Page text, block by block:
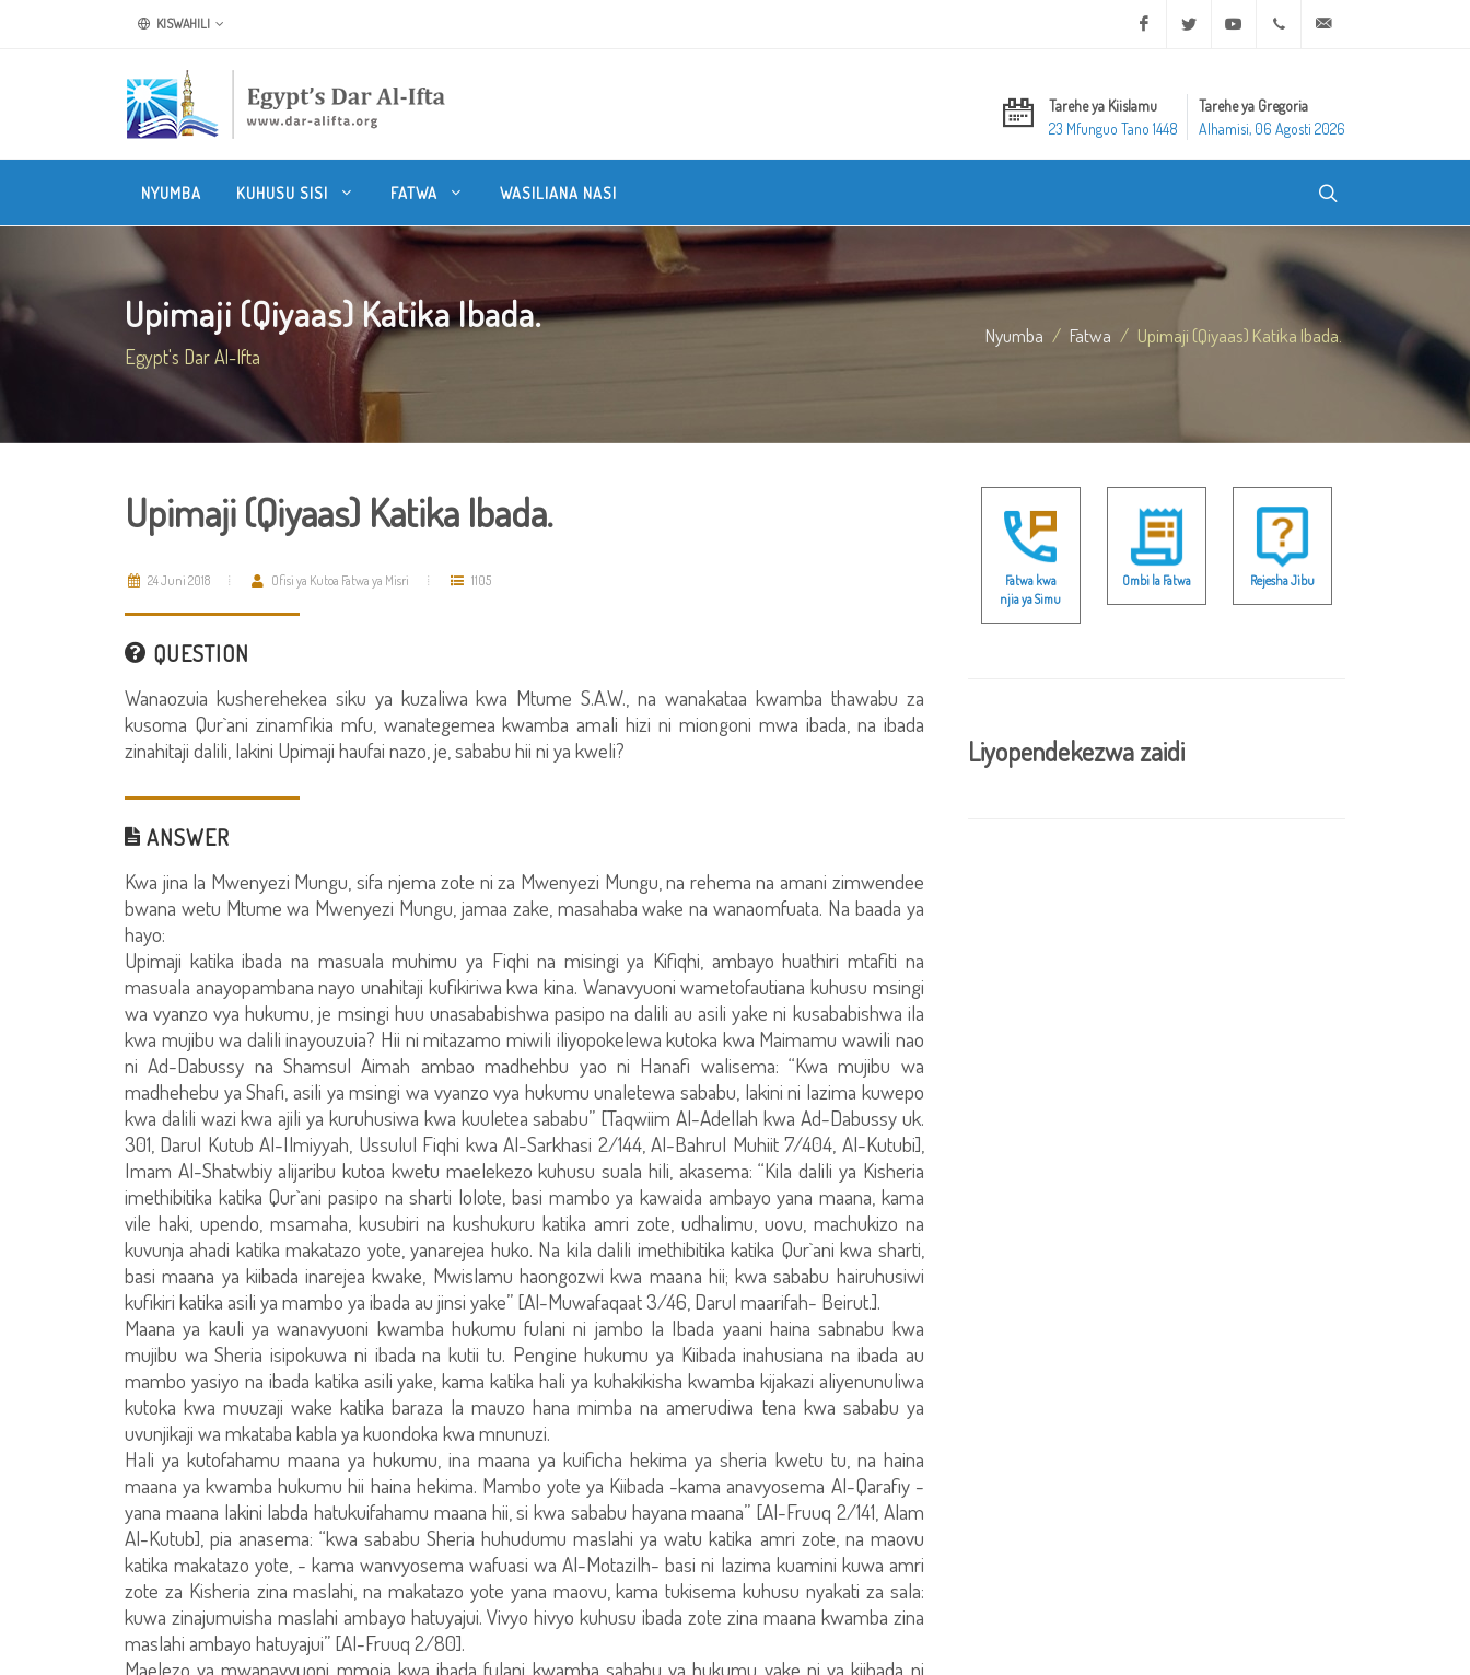
KISWAHILI Facebook Twitter Youtube +20 2 25970400
Tarehe ya Kiislamu
23 Mfunguo Tano 1448
Tarehe ya Gregoria
Alhamisi, 06 Agosti 2026
NYUMBA KUHUSU SISI FATWA WASILIANA NASI
Upimaji (Qiyaas) Katika Ibada.
Egypt's Dar Al-Ifta
Nyumba Fatwa Upimaji (Qiyaas) Katika Ibada.
Upimaji (Qiyaas) Katika Ibada.
24 Juni 2018 Ofisi ya Kutoa Fatwa ya Misri 1105
QUESTION
Wanaozuia kusherehekea siku ya kuzaliwa kwa Mtume S.A.W., na wanakataa kwamba thawabu za
kusoma Qur`ani zinamfikia mfu, wanategemea kwamba amali hizi ni miongoni mwa ibada, na ibada
zinahitaji dalili, lakini Upimaji haufai nazo, je, sababu hii ni ya kweli?
ANSWER
Kwa jina la Mwenyezi Mungu, sifa njema zote ni za Mwenyezi Mungu, na rehema na amani zimwendee
bwana wetu Mtume wa Mwenyezi Mungu, jamaa zake, masahaba wake na wanaomfuata. Na baada ya
hayo:
Upimaji katika ibada na masuala muhimu ya Fiqhi na misingi ya Kifiqhi, ambayo huathiri mtafiti na
masuala anayopambana nayo unahitaji kufikiriwa kwa kina. Wanavyuoni wametofautiana kuhusu msingi
wa vyanzo vya hukumu, je msingi huu unasababishwa pasipo na dalili au asili yake ni kusababishwa ila
kwa mujibu wa dalili inayouzuia? Hii ni mitazamo miwili iliyopokelewa kutoka kwa Maimamu wawili nao
ni Ad-Dabussy na Shamsul Aimah ambao madhehbu yao ni Hanafi walisema: “Kwa mujibu wa
madhehebu ya Shafi, asili ya msingi wa vyanzo vya hukumu unaletewa sababu, lakini ni lazima kuwepo
kwa dalili wazi kwa ajili ya kuruhusiwa kwa kuuletea sababu” [Taqwiim Al-Adellah kwa Ad-Dabussy uk.
301, Darul Kutub Al-Ilmiyyah, Ussulul Fiqhi kwa Al-Sarkhasi 2/144, Al-Bahrul Muhiit 7/404, Al-Kutubi],
Imam Al-Shatwbiy alijaribu kutoa kwetu maelekezo kuhusu suala hili, akasema: “Kila dalili ya Kisheria
imethibitika katika Qur`ani pasipo na sharti lolote, basi mambo ya kawaida ambayo yana maana, kama
vile haki, upendo, msamaha, kusubiri na kushukuru katika amri zote, udhalimu, uovu, machukizo na
kuvunja ahadi katika makatazo yote, yanarejea huko. Na kila dalili imethibitika katika Qur`ani kwa sharti,
basi maana ya kiibada inarejea kwake, Mwislamu haongozwi kwa maana hii; kwa sababu hairuhusiwi
kufikiri katika asili ya mambo ya ibada au jinsi yake” [Al-Muwafaqaat 3/46, Darul maarifah- Beirut.].
Maana ya kauli ya wanavyuoni kwamba hukumu fulani ni jambo la Ibada yaani haina sabnabu kwa
mujibu wa Sheria isipokuwa ni ibada na kutii tu. Pengine hukumu ya Kiibada inahusiana na ibada au
mambo yasiyo na ibada katika asili yake, kama katika hali ya kuhakikisha kwamba kijakazi aliyenunuliwa
kutoka kwa muuzaji wake katika baraza la mauzo hana mimba na amerudiwa tena kwa sababu ya
uvunjikaji wa mkataba kabla ya kuondoka kwa mnunuzi.
Hali ya kutofahamu maana ya hukumu, ina maana ya kuificha hekima ya sheria kwetu tu, na haina
maana ya kwamba hukumu hii haina hekima. Mambo yote ya Kiibada -kama anavyosema Al-Qarafiy -
yana maana lakini labda hatukuifahamu maana hii, si kwa sababu hayana maana” [Al-Fruuq 2/141, Alam
Al-Kutub], pia anasema: “kwa sababu Sheria huhudumu maslahi ya watu katika amri zote, na maovu
katika makatazo yote, - kama wanvyosema wafuasi wa Al-Motazilh- basi ni lazima kuamini kuwa amri
zote za Kisheria zina maslahi, na makatazo yote yana maovu, kama tukisema kuhusu nyakati za sala:
kuwa zinajumuisha maslahi ambayo hatuyajui. Vivyo hivyo kuhusu ibada zote zina maana kwamba zina
maslahi ambayo hatuyajui” [Al-Fruuq 2/80].
Maelezo ya mwanavyuoni mmoja kwa ibada fulani kwamba sababu ya hukumu yake ni ya kiibada ni
Fatwa kwa
njia ya Simu
Ombi la Fatwa Rejesha Jibu
Liyopendekezwa zaidi